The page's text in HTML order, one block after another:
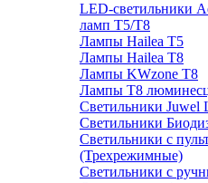
LED-светильники
ламп Т5/Т8
Лампы Hailea Т5
Лампы Hailea Т8
Лампы KWzone Т8
Лампы Т8
Светильники Juwel
Светильники
Светильники с
(Трехрежимные)
Светильники с